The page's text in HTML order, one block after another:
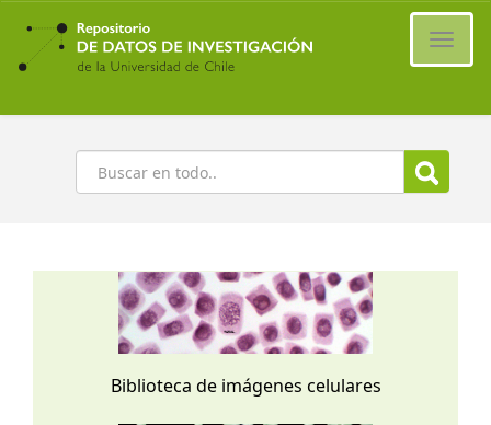
Ir
contenido
principal
Buscar
Biblioteca de imágenes celulares